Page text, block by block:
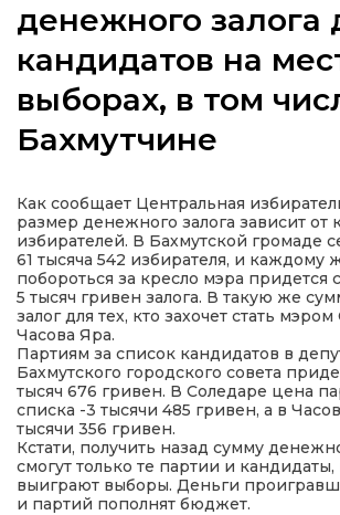
політика
місія
денежного залога
кандидатов на
выборах, в том
Бахмутчине
Как сообщает Центральная
размер денежного залога зависит от
избирателей. В Бахмутской громаде
61 тысяча 542 избирателя, и
побороться за кресло мэра придется
5 тысяч гривен залога. В такую же
залог для тех, кто захочет стать
Часова Яра.
Партиям за список кандидатов в
Бахмутского городского совета
тысяч 676 гривен. В Соледаре цена
списка -3 тысячи 485 гривен, а в
тысячи 356 гривен.
Кстати, получить назад сумму
смогут только те партии и
выиграют выборы. Деньги
и партий пополнят бюджет.